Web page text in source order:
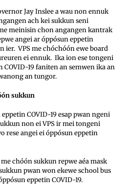
Jay Inslee a wau non ennuk
ach kei sukkun seni
meinisin chon angangen kantrak
angei ar óppósun eppetin
ier. VPS me chóchóón ewe board
ei ennuk. Ika ion ese tongeni
COVID-19 faniten an semwen ika an
an tungor.
sukkun
COVID-19 esap pwan ngeni
non ei VPS ir mei tongeni
rese angei ei óppósun eppetin
chóón sukkun repwe aéa mask
pwan won ekewe school bus
eppetin COVID-19.